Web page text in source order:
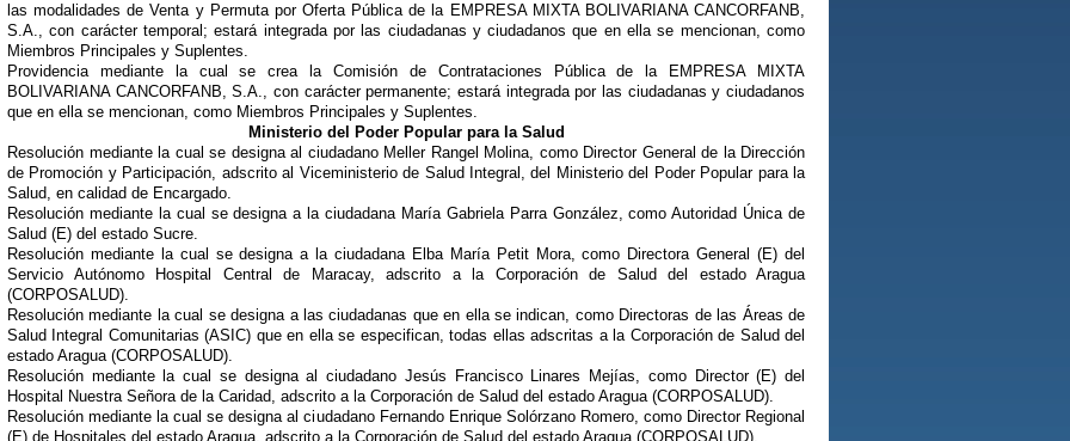
las modalidades de Venta y Permuta por Oferta Pública de la EMPRESA MIXTA BOLIVARIANA CANCORFANB,
S.A., con carácter temporal; estará integrada por las ciudadanas y ciudadanos que en ella se mencionan, como
Miembros Principales y Suplentes.
Providencia mediante la cual se crea la Comisión de Contrataciones Pública de la EMPRESA MIXTA
BOLIVARIANA CANCORFANB, S.A., con carácter permanente; estará integrada por las ciudadanas y ciudadanos
que en ella se mencionan, como Miembros Principales y Suplentes.
Ministerio del Poder Popular para la Salud
Resolución mediante la cual se designa al ciudadano Meller Rangel Molina, como Director General de la Dirección
de Promoción y Participación, adscrito al Viceministerio de Salud Integral, del Ministerio del Poder Popular para la
Salud, en calidad de Encargado.
Resolución mediante la cual se designa a la ciudadana María Gabriela Parra González, como Autoridad Única de
Salud (E) del estado Sucre.
Resolución mediante la cual se designa a la ciudadana Elba María Petit Mora, como Directora General (E) del
Servicio Autónomo Hospital Central de Maracay, adscrito a la Corporación de Salud del estado Aragua
(CORPOSALUD).
Resolución mediante la cual se designa a las ciudadanas que en ella se indican, como Directoras de las Áreas de
Salud Integral Comunitarias (ASIC) que en ella se especifican, todas ellas adscritas a la Corporación de Salud del
estado Aragua (CORPOSALUD).
Resolución mediante la cual se designa al ciudadano Jesús Francisco Linares Mejías, como Director (E) del
Hospital Nuestra Señora de la Caridad, adscrito a la Corporación de Salud del estado Aragua (CORPOSALUD).
Resolución mediante la cual se designa al ciudadano Fernando Enrique Solórzano Romero, como Director Regional
(E) de Hospitales del estado Aragua, adscrito a la Corporación de Salud del estado Aragua (CORPOSALUD).